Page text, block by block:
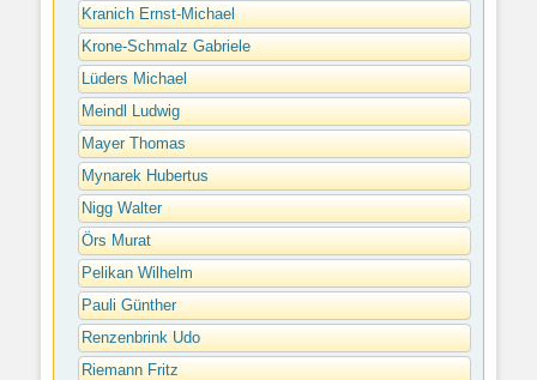
Kranich Ernst-Michael
Krone-Schmalz Gabriele
Lüders Michael
Meindl Ludwig
Mayer Thomas
Mynarek Hubertus
Nigg Walter
Örs Murat
Pelikan Wilhelm
Pauli Günther
Renzenbrink Udo
Riemann Fritz